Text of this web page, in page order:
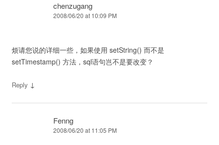
chenzugang
2008/06/20 at 10:09 PM
烦请您说的详细一些，如果使用 setString() 而不是
setTimestamp() 方法，sql语句岂不是要改变？
Reply ↓
Fenng
2008/06/20 at 11:05 PM